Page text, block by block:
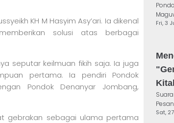
KH M Hasyim Asy’ari. Ia dikenal
solusi atas berbagai
seputar keilmuan fikih saja. Ia juga
pertama. Ia pendiri Pondok
Pondok Denanyar Jombang,
gebrakan sebagai ulama pertama
Fri, 3
Sat,